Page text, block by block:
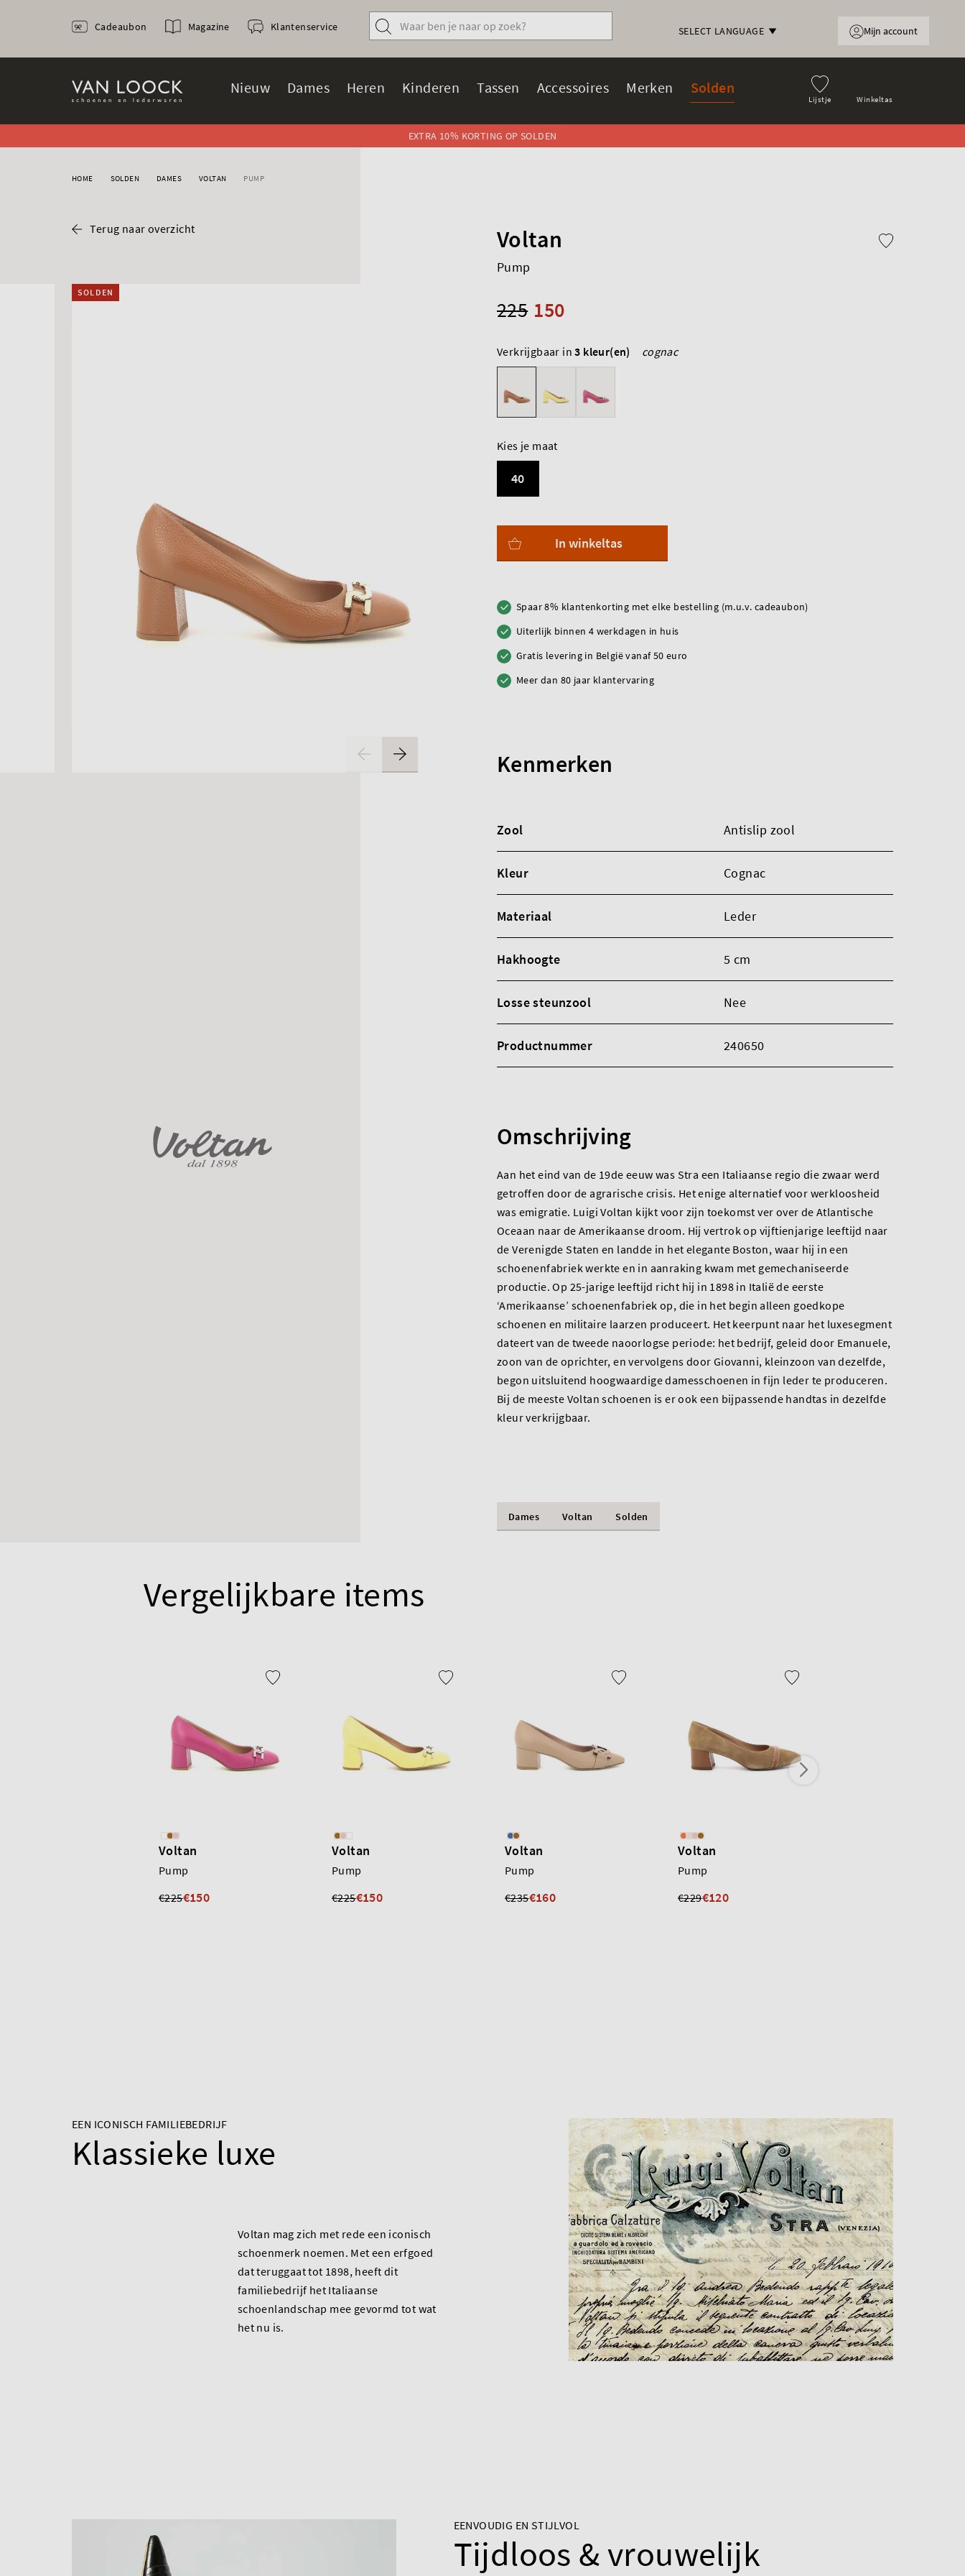
SELECT LANGUAGE
Lijstje Winkeltas
Nieuw Dames Heren Kinderen Tassen Accessoires Merken Solden
Cadeaubon Magazine Klantenservice Mijn account
EXTRA 10% KORTING OP SOLDEN
HOME SOLDEN DAMES VOLTAN PUMP
Terug naar overzicht
SOLDEN
Voltan
Pump
150
225
Verkrijgbaar in3 kleur(en) cognac
Kies je maat
40
In winkeltas
Spaar 8% klantenkorting met elke bestelling (m.u.v. cadeaubon)
Uiterlijk binnen 4 werkdagen in huis
Gratis levering in België vanaf 50 euro
Meer dan 80 jaar klantervaring
Kenmerken
Zool Antislip zool
Kleur Cognac
Materiaal Leder
Hakhoogte 5 cm
Losse steunzool Nee
Productnummer 240650
Omschrijving
Aan het eind van de 19de eeuw was Stra een Italiaanse regio die zwaar werd
getroffen door de agrarische crisis. Het enige alternatief voor werkloosheid
was emigratie. Luigi Voltan kijkt voor zijn toekomst ver over de Atlantische
Oceaan naar de Amerikaanse droom. Hij vertrok op vijftienjarige leeftijd naar
de Verenigde Staten en landde in het elegante Boston, waar hij in een
schoenenfabriek werkte en in aanraking kwam met gemechaniseerde
productie. Op 25-jarige leeftijd richt hij in 1898 in Italië de eerste
‘Amerikaanse’ schoenenfabriek op, die in het begin alleen goedkope
schoenen en militaire laarzen produceert. Het keerpunt naar het luxesegment
dateert van de tweede naoorlogse periode: het bedrijf, geleid door Emanuele,
zoon van de oprichter, en vervolgens door Giovanni, kleinzoon van dezelfde,
begon uitsluitend hoogwaardige damesschoenen in fijn leder te produceren.
Bij de meeste Voltan schoenen is er ook een bijpassende handtas in dezelfde
kleur verkrijgbaar.
Dames Voltan Solden
Vergelijkbare items
Voltan
Pump
€225€150
Voltan
Pump
€225€150
Voltan
Pump
€235€160
Voltan
Pump
€229€120
EEN ICONISCH FAMILIEBEDRIJF
Klassieke luxe
Voltan mag zich met rede een iconisch
schoenmerk noemen. Met een erfgoed
dat teruggaat tot 1898, heeft dit
familiebedrijf het Italiaanse
schoenlandschap mee gevormd tot wat
het nu is.
EENVOUDIG EN STIJLVOL
Tijdloos & vrouwelijk